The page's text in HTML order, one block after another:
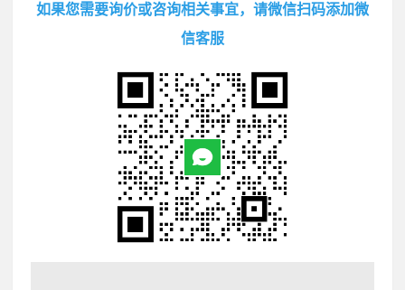
如果您需要询价或咨询相关事宜，请微信扫码添加微
信客服